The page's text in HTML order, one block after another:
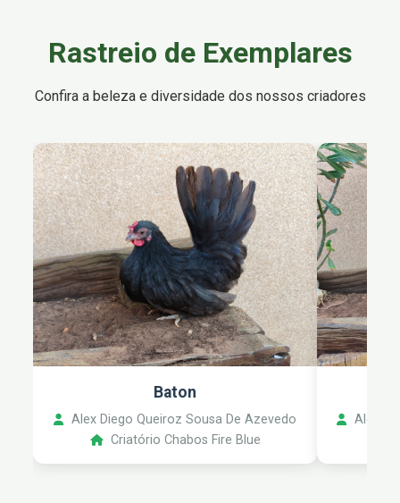
Rastreio de Exemplares
Confira a beleza e diversidade dos nossos criadores
Baton
Alex Diego Queiroz Sousa De Azevedo
Criatório Chabos Fire Blue
Alex